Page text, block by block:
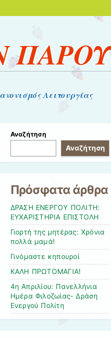
ΠΑΡΟΥ
Λειτουργίας
Αναζήτηση
Αναζήτηση
Πρόσφατα άρθρα
ΔΡΑΣΗ ΕΝΕΡΓΟΥ ΠΟΛΙΤΗ:
ΕΥΧΑΡΙΣΤΗΡΙΑ ΕΠΙΣΤΟΛΗ
Γιορτή της μητέρας: Χρόνια
πολλά μαμά!
Γινόμαστε κηπουροί
KAΛΗ ΠΡΩΤΟΜΑΓΙΑ!
4η Απριλίου: Πανελλήνια
Ημέρα Φιλοζωίας- Δράση
Ενεργού Πολίτη